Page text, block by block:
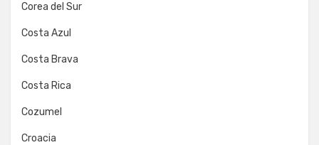
Corea del Sur
Costa Azul
Costa Brava
Costa Rica
Cozumel
Croacia